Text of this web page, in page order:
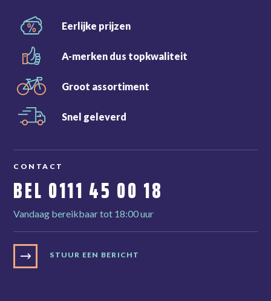
Eerlijke prijzen
A-merken dus topkwaliteit
Groot assortiment
Snel geleverd
CONTACT
BEL 0111 45 00 18
Vandaag bereikbaar tot 18:00 uur
STUUR EEN BERICHT